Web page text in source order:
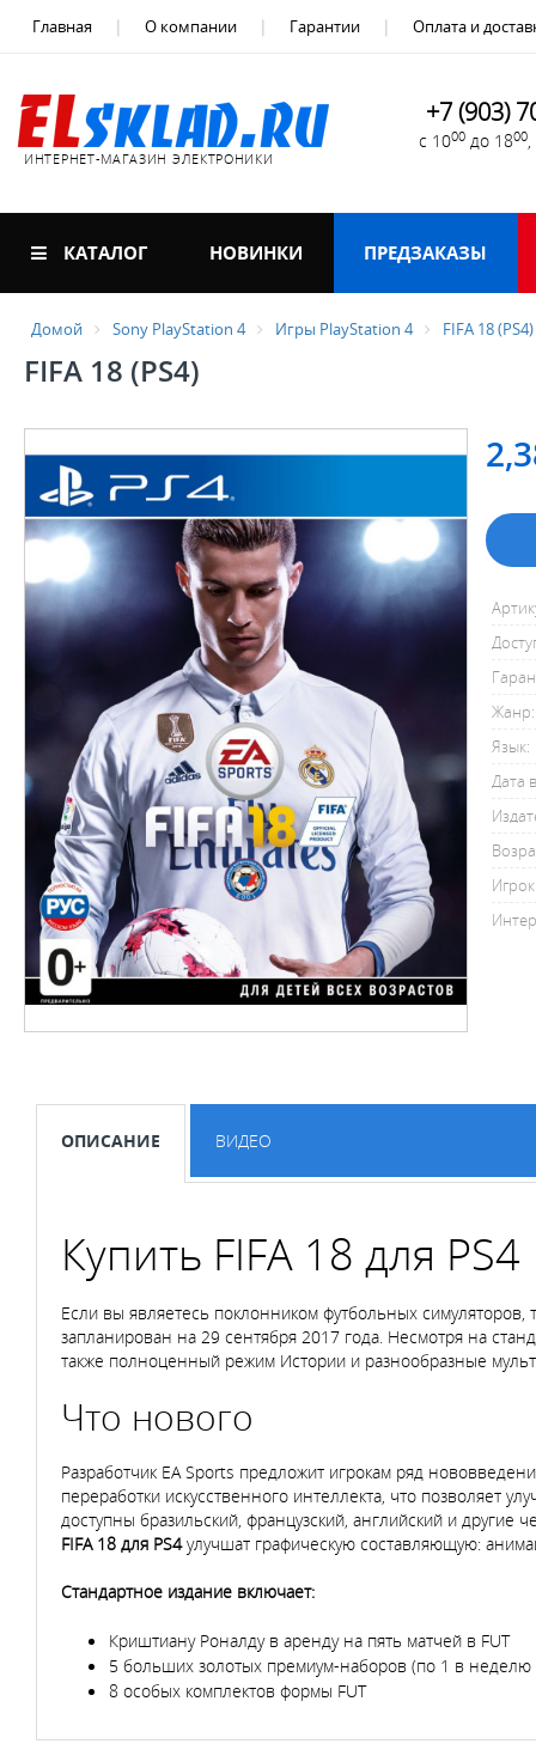
Главная О компании Гарантии Оплата и
ИНТЕРНЕТ-МАГАЗИН ЭЛЕКТРОНИКИ
+7 (903)
с 1000 до 1800
КАТАЛОГ НОВИНКИ ПРЕДЗАКАЗЫ
Домой Sony PlayStation 4 Игры PlayStation 4 FIFA 18 (PS4)
FIFA 18 (PS4)
Жанр:
Язык:
Дата
ОПИСАНИЕ ВИДЕО
Купить FIFA 18 для PS4
Если вы являетесь поклонником футбольных
запланирован на 29 сентября 2017 года. Несмотря на
также полноценный режим Истории и разнообразные
Что нового
Разработчик EA Sports предложит игрокам ряд
переработки искусственного интеллекта, что позволяет
доступны бразильский, французский, английский и
FIFA 18 для PS4улучшат графическую составляющую:
Стандартное издание включает:
Криштиану Роналду в аренду на пять матчей в FUT
5 больших золотых премиум-наборов (по 1 в
8 особых комплектов формы FUT